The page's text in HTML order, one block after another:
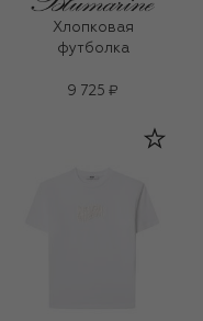
Хлопковая
футболка
9 725 ₽